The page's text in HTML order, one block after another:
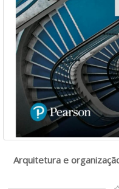
Arquitetura e